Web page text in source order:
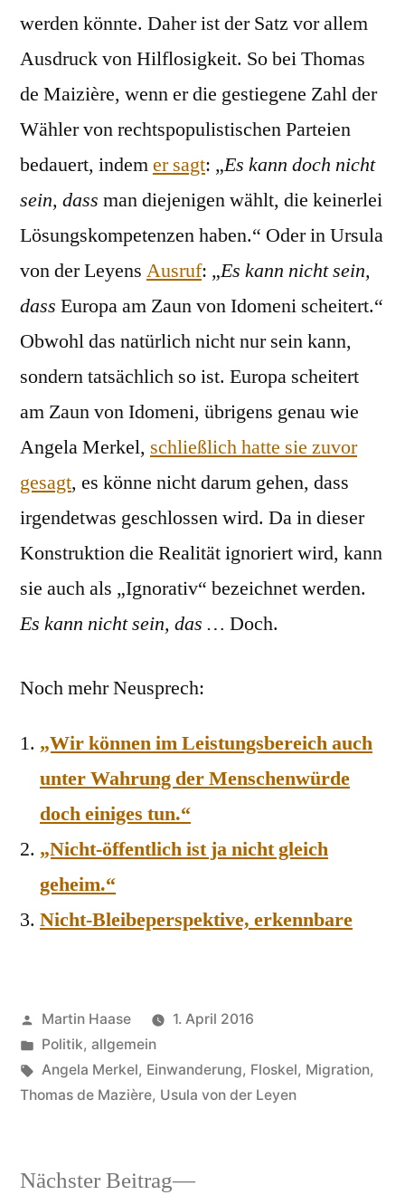
werden könnte. Daher ist der Satz vor allem
Ausdruck von Hilflosigkeit. So bei Thomas
de Maizière, wenn er die gestiegene Zahl der
Wähler von rechtspopulistischen Parteien
bedauert, indemer sagt: „Es kann doch nicht
sein, dass man diejenigen wählt, die keinerlei
Lösungskompetenzen haben.“ Oder in Ursula
von der Leyens Ausruf: „Es kann nicht sein,
dass Europa am Zaun von Idomeni scheitert.“
Obwohl das natürlich nicht nur sein kann,
sondern tatsächlich so ist. Europa scheitert
am Zaun von Idomeni, übrigens genau wie
Angela Merkel, schließlich hatte sie zuvor
gesagt, es könne nicht darum gehen, dass
irgendetwas geschlossen wird. Da in dieser
Konstruktion die Realität ignoriert wird, kann
sie auch als „Ignorativ“ bezeichnet werden.
Es kann nicht sein, das … Doch.
Noch mehr Neusprech:
„Wir können im Leistungsbereich auch
unter Wahrung der Menschenwürde
doch einiges tun.“
„Nicht-öffentlich ist ja nicht gleich
geheim.“
Nicht-Bleibeperspektive, erkennbare
Veröffentlicht
von
Martin Haase
1. April 2016
Veröffentlicht
in
Politik, allgemein
Schlagwörter:
Angela Merkel, Einwanderung, Floskel, Migration,
Thomas de Mazière, Usula von der Leyen
Nächster Beitrag
Nächster